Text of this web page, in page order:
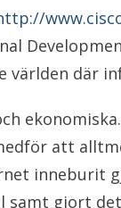
världen där
att
inneburit
gjort